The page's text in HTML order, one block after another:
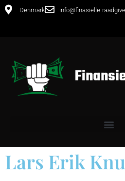
Denmark info@finasielle-
Lars Erik